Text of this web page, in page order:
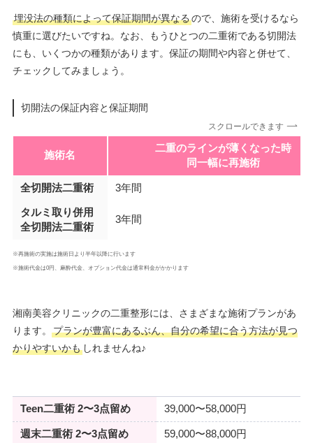
埋没法の種類によって保証期間が異なるので、施術を受けるなら
慎重に選びたいですね。なお、もうひとつの二重術である切開法
にも、いくつかの種類があります。保証の期間や内容と併せて、
チェックしてみましょう。
切開法の保証内容と保証期間
スクロールできます
施術名
二重のラインが薄くなった時
同一幅に再施術
全切開法二重術 3年間
タルミ取り併用
全切開法二重術
3年間
※再施術の実施は施術日より半年以降に行います
※施術代金は0円、麻酔代金、オプション代金は通常料金がかかります
湘南美容クリニックの二重整形には、さまざまな施術プランがあ
ります。
プランが豊富にあるぶん、自分の希望に合う方法が見つ
かりやすいかもしれませんね♪
Teen二重術 2〜3点留め 39,000〜58,000円
週末二重術 2〜3点留め 59,000〜88,000円